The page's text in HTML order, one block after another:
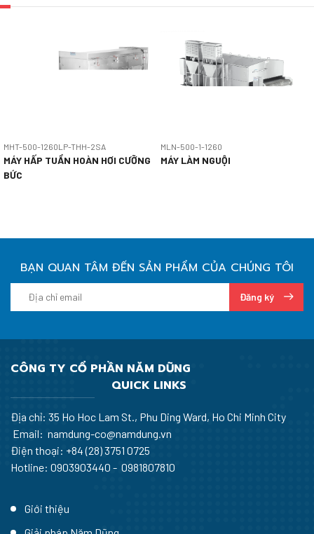
MHT-500-1260LP-THH-2SA
MÁY HẤP TUẦN HOÀN HƠI CƯỠNG
BỨC
MLN-500-1-1260
MÁY LÀM NGUỘI
BẠN QUAN TÂM ĐẾN SẢN PHẨM CỦA CHÚNG TÔI
Đăng ký
CÔNG TY CỔ PHẦN NĂM DŨNG
QUICK LINKS
Địa chỉ: 35 Ho Hoc Lam St., Phu Ding Ward, Ho Chi Minh City
Email: namdung-co@namdung.vn
Điện thoại: +84 (28) 3751 0725
Hotline: 0903903440 - 0981807810
Giới thiệu